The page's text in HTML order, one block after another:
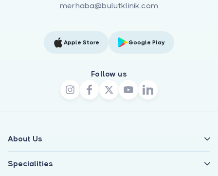
merhaba@bulutklinik.com
Apple Store Google Play
Follow us
About Us
Specialities